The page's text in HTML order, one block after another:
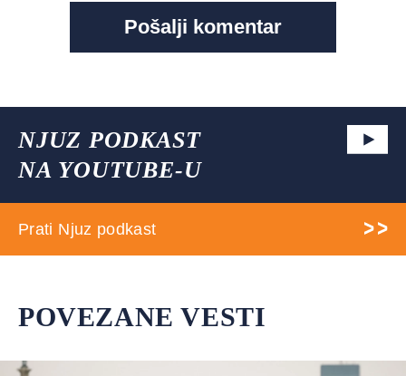
NJUZ PODKAST
NA YOUTUBE-U
Prati Njuz podkast
POVEZANE VESTI